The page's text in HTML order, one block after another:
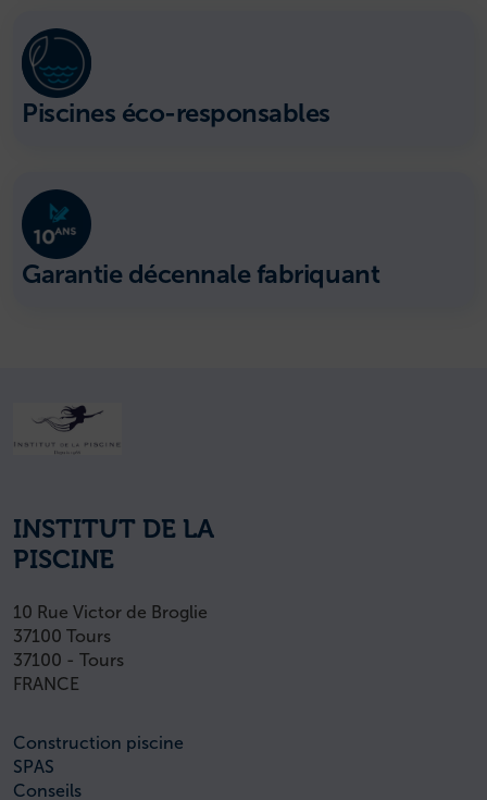
Piscines éco-responsables
Garantie décennale fabriquant
INSTITUT DE LA
PISCINE
10 Rue Victor de Broglie
37100 Tours
37100 - Tours
FRANCE
Construction piscine
SPAS
Conseils